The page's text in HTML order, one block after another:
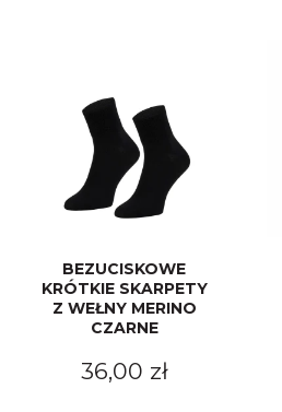
BEZUCISKOWE
KRÓTKIE SKARPETY
Z WEŁNY MERINO
CZARNE
36,00 zł